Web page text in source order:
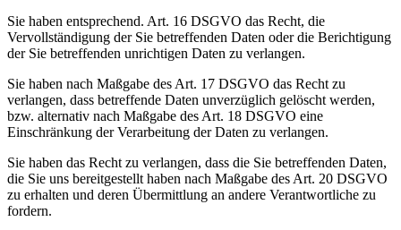
Sie haben entsprechend. Art. 16 DSGVO das Recht, die
Vervollständigung der Sie betreffenden Daten oder die Berichtigung
der Sie betreffenden unrichtigen Daten zu verlangen.
Sie haben nach Maßgabe des Art. 17 DSGVO das Recht zu
verlangen, dass betreffende Daten unverzüglich gelöscht werden,
bzw. alternativ nach Maßgabe des Art. 18 DSGVO eine
Einschränkung der Verarbeitung der Daten zu verlangen.
Sie haben das Recht zu verlangen, dass die Sie betreffenden Daten,
die Sie uns bereitgestellt haben nach Maßgabe des Art. 20 DSGVO
zu erhalten und deren Übermittlung an andere Verantwortliche zu
fordern.